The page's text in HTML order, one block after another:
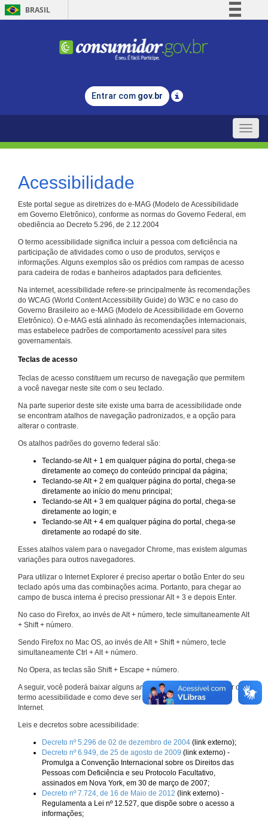
BRASIL
Comunica BR
Legislação
Entrar com gov.br
Toggle
Acessibilidade
Este portal segue as diretrizes do e-MAG (Modelo de Acessibilidade
em Governo Eletrônico), conforme as normas do Governo Federal, em
obediência ao Decreto 5.296, de 2.12.2004
O termo acessibilidade significa incluir a pessoa com deficiência na
participação de atividades como o uso de produtos, serviços e
informações. Alguns exemplos são os prédios com rampas de acesso
para cadeira de rodas e banheiros adaptados para deficientes.
Na internet, acessibilidade refere-se principalmente às recomendações
do WCAG (World Content Accessibility Guide) do W3C e no caso do
Governo Brasileiro ao e-MAG (Modelo de Acessibilidade em Governo
Eletrônico). O e-MAG está alinhado às recomendações internacionais,
mas estabelece padrões de comportamento acessível para sites
governamentais.
Teclas de acesso
Teclas de acesso constituem um recurso de navegação que permitem
a você navegar neste site com o seu teclado.
Na parte superior deste site existe uma barra de acessibilidade onde
se encontram atalhos de navegação padronizados, e a opção para
alterar o contraste.
Os atalhos padrões do governo federal são:
Teclando-se Alt + 1 em qualquer página do portal, chega-se
diretamente ao começo do conteúdo principal da página;
Teclando-se Alt + 2 em qualquer página do portal, chega-se
diretamente ao início do menu principal;
Teclando-se Alt + 3 em qualquer página do portal, chega-se
diretamente ao login; e
Teclando-se Alt + 4 em qualquer página do portal, chega-se
diretamente ao rodapé do site.
Esses atalhos valem para o navegador Chrome, mas existem algumas
variações para outros navegadores.
Para utilizar o Internet Explorer é preciso apertar o botão Enter do seu
teclado após uma das combinações acima. Portanto, para chegar ao
campo de busca interna é preciso pressionar Alt + 3 e depois Enter.
No caso do Firefox, ao invés de Alt + número, tecle simultaneamente Alt
+ Shift + número.
Sendo Firefox no Mac OS, ao invés de Alt + Shift + número, tecle
simultaneamente Ctrl + Alt + número.
No Opera, as teclas são Shift + Escape + número.
A seguir, você poderá baixar alguns arquivos que explicam melhor o
termo acessibilidade e como deve ser implementado nos sites da
Internet.
Leis e decretos sobre acessibilidade:
Decreto nº 5.296 de 02 de dezembro de 2004 (link externo);
Decreto nº 6.949, de 25 de agosto de 2009 (link externo) -
Promulga a Convenção Internacional sobre os Direitos das
Pessoas com Deficiência e seu Protocolo Facultativo,
assinados em Nova York, em 30 de março de 2007;
Decreto nº 7.724, de 16 de Maio de 2012 (link externo) -
Regulamenta a Lei nº 12.527, que dispõe sobre o acesso a
informações;